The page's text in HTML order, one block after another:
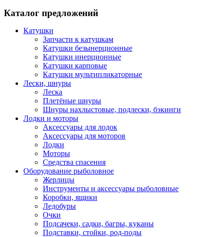
Каталог предложений
Катушки
Запчасти к катушкам
Катушки безынерционные
Катушки инерционные
Катушки карповые
Катушки мультипликаторные
Лески, шнуры
Леска
Плетёные шнуры
Шнуры нахлыстовые, подлески, бэкинги
Лодки и моторы
Аксессуары для лодок
Аксессуары для моторов
Лодки
Моторы
Средства спасения
Оборудование рыболовное
Жерлицы
Инструменты и аксессуары рыболовные
Коробки, ящики
Ледобуры
Очки
Подсачеки, садки, багры, куканы
Подставки, стойки, род-поды